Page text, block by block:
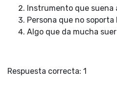
Instrumento que suena
Persona que no
Algo que da mucha
Respuesta correcta: 1